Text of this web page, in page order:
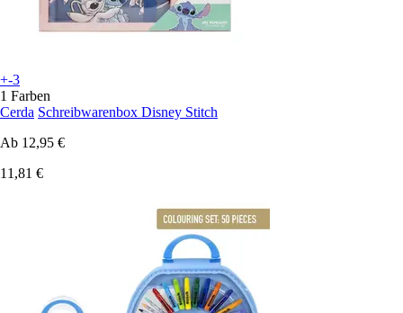
+-3
1 Farben
Cerda Schreibwarenbox Disney Stitch
Ab 12,95 €
11,81 €